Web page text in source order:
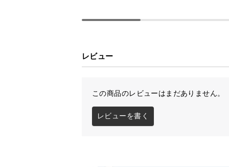
デンマーク生ま
デンマークの人気インテリアメー
デザインをお届けします。
レビュー
この商品のレビューはまだありません。
レビューを書く